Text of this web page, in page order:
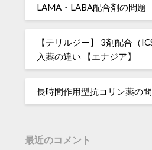
LAMA・LABA配合剤の問題
【テリルジー】 3剤配合（
入薬の違い 【エナジア】
長時間作用型抗コリン薬の
最近のコメント